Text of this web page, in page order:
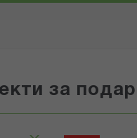
за